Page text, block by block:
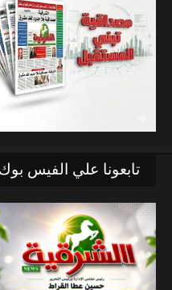
تابعونا علي الفيس بوك